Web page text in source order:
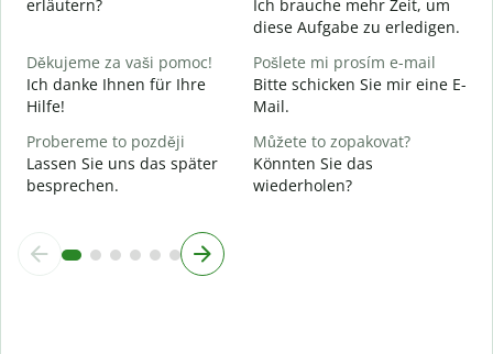
erläutern?
Ich brauche mehr Zeit, um
diese Aufgabe zu erledigen.
Děkujeme za vaši pomoc!
Ich danke Ihnen für Ihre
Hilfe!
Pošlete mi prosím e-mail
Bitte schicken Sie mir eine E-
Mail.
Probereme to později
Lassen Sie uns das später
besprechen.
Můžete to zopakovat?
Könnten Sie das
wiederholen?